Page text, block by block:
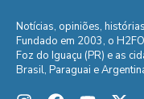
Notícias, opiniões,
Fundado em 2003, o
Foz do Iguaçu (PR) e as
Brasil, Paraguai e